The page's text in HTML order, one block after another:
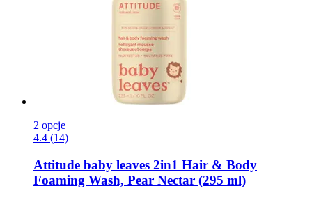
2 opcje
4.4 (14)
Attitude baby leaves 2in1 Hair & Body
Foaming Wash, Pear Nectar (295 ml)